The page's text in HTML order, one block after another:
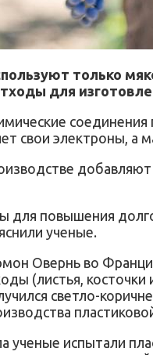
только
для
свои электроны, а
для повышения
ученые.
Овернь во
(листья,
светло-
ученые испытали